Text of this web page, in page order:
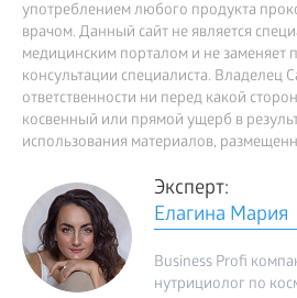
употреблением любого продукта
врачом. Данный сайт не является
медицинским порталом и не заменяет
консультации специалиста. Владелец
ответственности ни перед какой
косвенный или прямой ущерб в
использования материалов,
Эксперт:
Елагина Мария
Business Profi
нутрициолог по